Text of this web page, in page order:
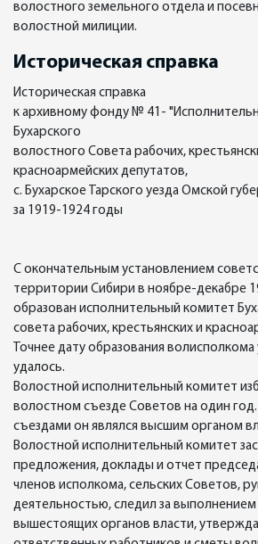
волостного земельного отдела и
волостной милиции.
Историческая справка
Историческая справка
к архивному фонду № 41-
Бухарского
волостного Совета рабочих,
красноармейских депутатов,
с. Бухарское Тарского уезда Омской
за 1919-1924 годы
С окончательным установлением
территории Сибири в ноябре-декабре
образован исполнительный комитет
совета рабочих, крестьянских и
Точнее дату образования волисполкома
удалось.
Волостной исполнительный комитет
волостном съезде Советов на один
съездами он являлся высшим органом
Волостной исполнительный комитет
предложения, доклады и отчет
членов исполкома, сельских Советов,
деятельностью, следил за
вышестоящих органов власти,